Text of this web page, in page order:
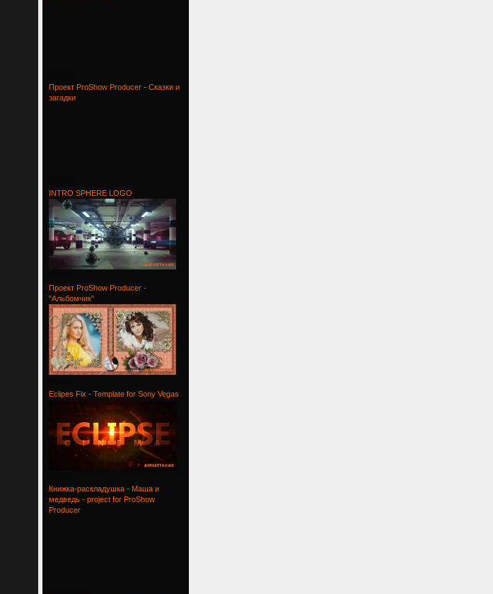
Проект ProShow Producer - Сказки и
загадки
INTRO SPHERE LOGO
Проект ProShow Producer -
"Альбомчик"
Eclipes Fix - Template for Sony Vegas
Книжка-раскладушка - Маша и
медведь - project for ProShow
Producer